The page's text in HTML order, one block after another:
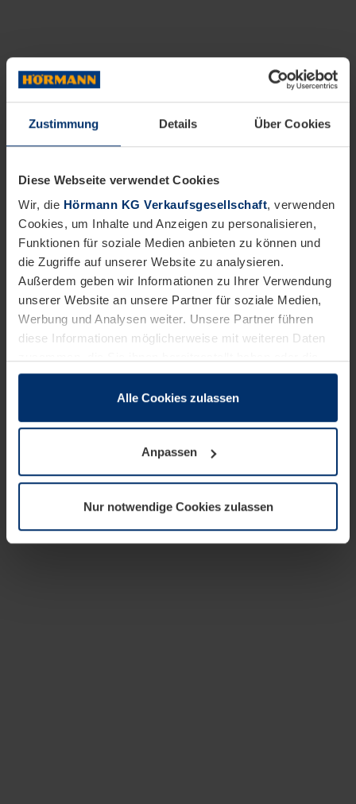
Zustimmung Details Über Cookies
Diese Webseite verwendet Cookies
Wir, die Hörmann KG Verkaufsgesellschaft, verwenden
Cookies, um Inhalte und Anzeigen zu personalisieren,
Funktionen für soziale Medien anbieten zu können und
die Zugriffe auf unserer Website zu analysieren.
Außerdem geben wir Informationen zu Ihrer Verwendung
unserer Website an unsere Partner für soziale Medien,
Werbung und Analysen weiter. Unsere Partner führen
diese Informationen möglicherweise mit weiteren Daten
sie im Rahmen Ihrer Nutzung der Dienste gesammelt
wenn diese für den Betrieb dieser Seite unbedingt
notwendig sind. Für alle anderen Cookie-Typen benötigen
wir Ihre Erlaubnis. Ihre Einwilligung können Sie jederzeit
Datenschutzerklärungunserer Website ändern oder
widerrufen.
Alle Cookies zulassen
Anpassen
Nur notwendige Cookies zulassen